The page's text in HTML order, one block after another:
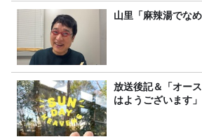
山里「麻辣湯でな
放送後記＆「オー
はようございます」